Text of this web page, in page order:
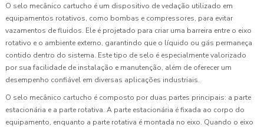
O selo mecânico cartucho é um dispositivo de vedação utilizado em
equipamentos rotativos, como bombas e compressores, para evitar
vazamentos de fluidos. Ele é projetado para criar uma barreira entre o eixo
rotativo e o ambiente externo, garantindo que o líquido ou gás permaneça
contido dentro do sistema. Este tipo de selo é especialmente valorizado
por sua facilidade de instalação e manutenção, além de oferecer um
desempenho confiável em diversas aplicações industriais.
O selo mecânico cartucho é composto por duas partes principais: a parte
estacionária e a parte rotativa. A parte estacionária é fixada ao corpo do
equipamento, enquanto a parte rotativa é montada no eixo. Quando o eixo